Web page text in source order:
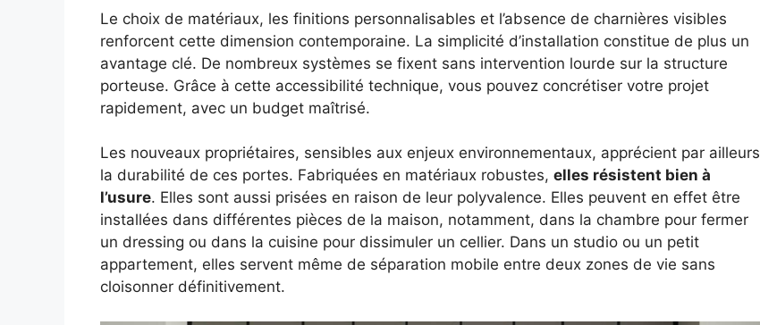
Le choix de matériaux, les finitions personnalisables et l’absence de charnières visibles
renforcent cette dimension contemporaine. La simplicité d’installation constitue de plus un
avantage clé. De nombreux systèmes se fixent sans intervention lourde sur la structure
porteuse. Grâce à cette accessibilité technique, vous pouvez concrétiser votre projet
rapidement, avec un budget maîtrisé.
Les nouveaux propriétaires, sensibles aux enjeux environnementaux, apprécient par ailleurs
la durabilité de ces portes. Fabriquées en matériaux robustes, elles résistent bien à
l’usure. Elles sont aussi prisées en raison de leur polyvalence. Elles peuvent en effet être
installées dans différentes pièces de la maison, notamment, dans la chambre pour fermer
un dressing ou dans la cuisine pour dissimuler un cellier. Dans un studio ou un petit
appartement, elles servent même de séparation mobile entre deux zones de vie sans
cloisonner définitivement.